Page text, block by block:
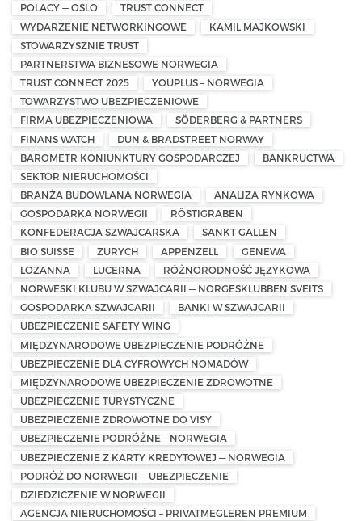
POLACY — OSLO
TRUST CONNECT
WYDARZENIE NETWORKINGOWE
KAMIL MAJKOWSKI
STOWARZYSZNIE TRUST
PARTNERSTWA BIZNESOWE NORWEGIA
TRUST CONNECT 2025
YOUPLUS – NORWEGIA
TOWARZYSTWO UBEZPIECZENIOWE
FIRMA UBEZPIECZENIOWA
SÖDERBERG & PARTNERS
FINANS WATCH
DUN & BRADSTREET NORWAY
BAROMETR KONIUNKTURY GOSPODARCZEJ
BANKRUCTWA
SEKTOR NIERUCHOMOŚCI
BRANŻA BUDOWLANA NORWEGIA
ANALIZA RYNKOWA
GOSPODARKA NORWEGII
RÖSTIGRABEN
KONFEDERACJA SZWAJCARSKA
SANKT GALLEN
BIO SUISSE
ZURYCH APPENZELL
GENEWA
LOZANNA
LUCERNA
RÓŻNORODNOŚĆ JĘZYKOWA
NORWESKI KLUBU W SZWAJCARII — NORGESKLUBBEN SVEITS
GOSPODARKA SZWAJCARII
BANKI W SZWAJCARII
UBEZPIECZENIE SAFETY WING
MIĘDZYNARODOWE UBEZPIECZENIE PODRÓŻNE
UBEZPIECZENIE DLA CYFROWYCH NOMADÓW
MIĘDZYNARODOWE UBEZPIECZENIE ZDROWOTNE
UBEZPIECZENIE TURYSTYCZNE
UBEZPIECZENIE ZDROWOTNE DO VISY
UBEZPIECZENIE PODRÓŻNE – NORWEGIA
UBEZPIECZENIE Z KARTY KREDYTOWEJ — NORWEGIA
PODRÓŻ DO NORWEGII — UBEZPIECZENIE
DZIEDZICZENIE W NORWEGII
AGENCJA NIERUCHOMOŚCI – PRIVATMEGLEREN PREMIUM